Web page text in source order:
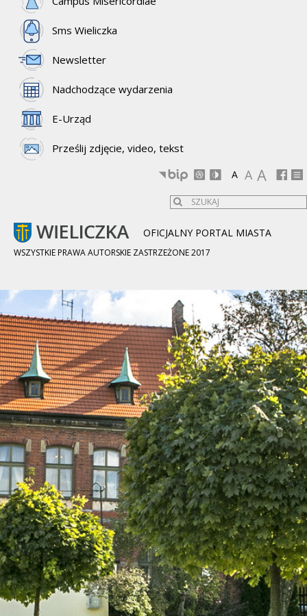
Sms Wieliczka
Newsletter
Nadchodzące wydarzenia
E-Urząd
Prześlij zdjęcie, video, tekst
A A A
OFICJALNY PORTAL MIASTA
WSZYSTKIE PRAWA AUTORSKIE ZASTRZEŻONE 2017